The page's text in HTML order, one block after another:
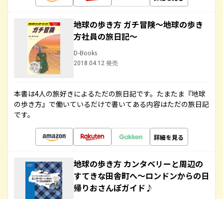
地球の歩き方 ガチ冒険～地球の歩き
方社員の旅日記～
D-Books
2018.04.12 発売
本書は4人の旅好きによるただの旅日記です。たまたま『地球
の歩き方』で働いているだけで書いてある内容はただの旅日記
です。
詳細を見る
地球の歩き方 カンタベリーと周辺の
すてきな田舎町へ～ロンドンからの日
帰りおさんぽガイド♪